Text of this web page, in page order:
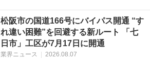
松阪市の国道166号にバイパス開通 “す
れ違い困難”を回避する新ルート 「七
日市」工区が7月17日に開通
業界ニュース | 2026.08.07